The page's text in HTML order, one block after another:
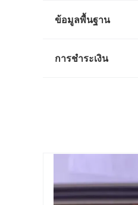
ข้อมูลพื้นฐาน
การชำระเงิน